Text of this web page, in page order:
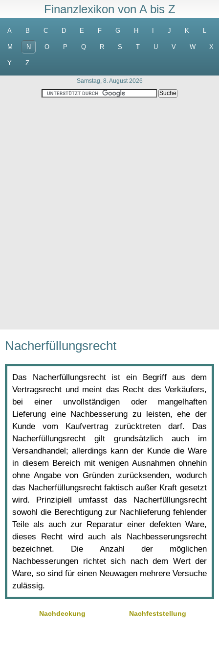
Finanzlexikon von A bis Z
A B C D E F G H J K L
M N O P Q R S T U V W X
Y Z
Samstag, 8. August 2026
Nacherfüllungsrecht
Das Nacherfüllungsrecht ist ein Begriff aus dem
Vertragsrecht und meint das Recht des Verkäufers,
bei einer unvollständigen oder mangelhaften
Lieferung eine Nachbesserung zu leisten, ehe der
Kunde vom Kaufvertrag zurücktreten darf. Das
Nacherfüllungsrecht gilt grundsätzlich auch im
Versandhandel; allerdings kann der Kunde die Ware
in diesem Bereich mit wenigen Ausnahmen ohnehin
ohne Angabe von Gründen zurücksenden, wodurch
das Nacherfüllungsrecht faktisch außer Kraft gesetzt
wird. Prinzipiell umfasst das Nacherfüllungsrecht
sowohl die Berechtigung zur Nachlieferung fehlender
Teile als auch zur Reparatur einer defekten Ware,
dieses Recht wird auch als Nachbesserungsrecht
bezeichnet. Die Anzahl der möglichen
Nachbesserungen richtet sich nach dem Wert der
Ware, so sind für einen Neuwagen mehrere Versuche
zulässig.
Nachdeckung Nachfeststellung